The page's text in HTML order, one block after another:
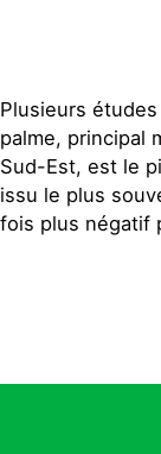
Plusieurs
palme, principal
Sud-Est, est le
issu le plus
fois plus négatif